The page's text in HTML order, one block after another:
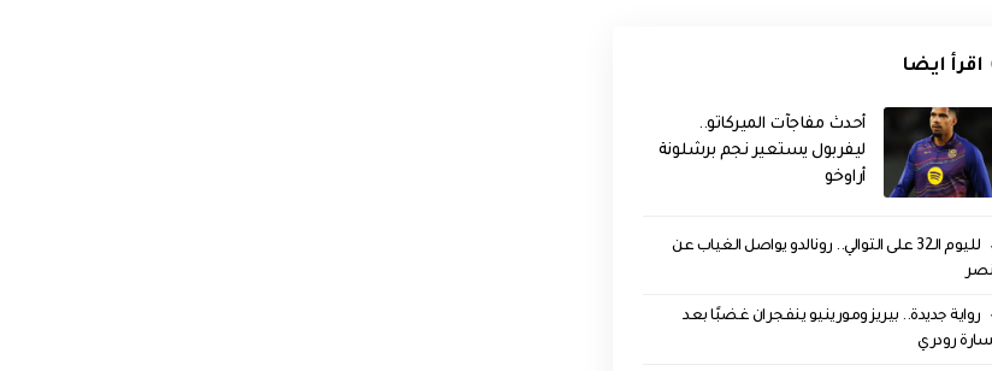
اقرأ ايضا
أحدث مفاجآت الميركاتو..
ليفربول يستعير نجم برشلونة
أراوخو
لليوم الـ32 على التوالي.. رونالدو يواصل الغياب عن
رواية جديدة.. بيريز ومورينيو ينفجران غضبًا بعد
رودري